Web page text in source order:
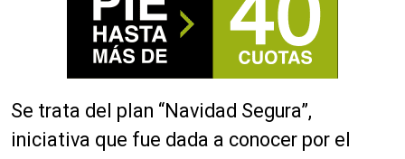
Se trata del plan “Navidad Segura”,
iniciativa que fue dada a conocer por el